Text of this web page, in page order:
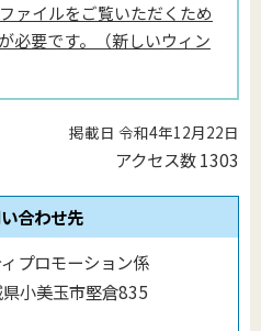
ァイルをご覧いただくため
必要です。（新しいウィン
掲載日 令和4年12月22日
アクセス数1303
合わせ先
プロモーション係
小美玉市堅倉835